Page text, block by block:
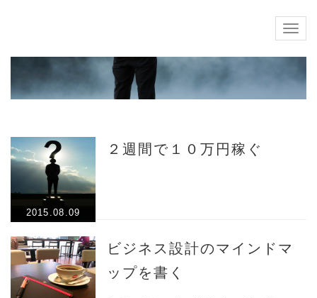
2015.08.09
２週間で１０万円稼ぐ
ビジネス設計のマインドマ
ップを書く